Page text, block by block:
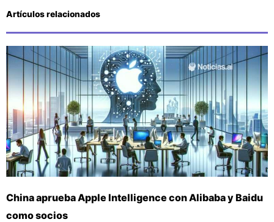
Artículos relacionados
China aprueba Apple Intelligence con Alibaba y Baidu
como socios